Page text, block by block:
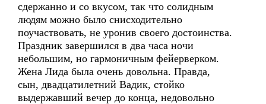
сдержанно и со вкусом, так что солидным
людям можно было снисходительно
поучаствовать, не уронив своего достоинства.
Праздник завершился в два часа ночи
небольшим, но гармоничным фейерверком.
Жена Лида была очень довольна. Правда,
сын, двадцатилетний Вадик, стойко
выдержавший вечер до конца, недовольно